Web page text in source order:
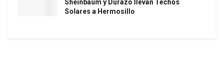
Sheinbaum y Durazo llevan Techos
Solares a Hermosillo